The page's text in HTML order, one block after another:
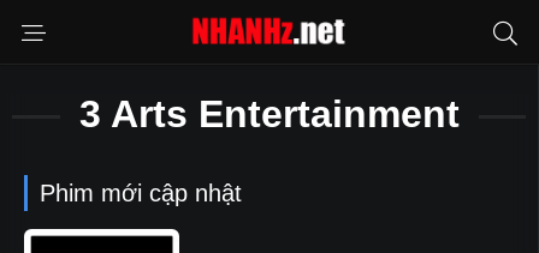
3 Arts Entertainment
Phim mới cập nhật